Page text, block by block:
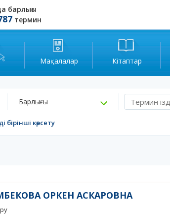
барлығы
термин
Мақалалар Кітаптар
Барлығы
бірінші көрсету
ОРКЕН АСКАРОВНА